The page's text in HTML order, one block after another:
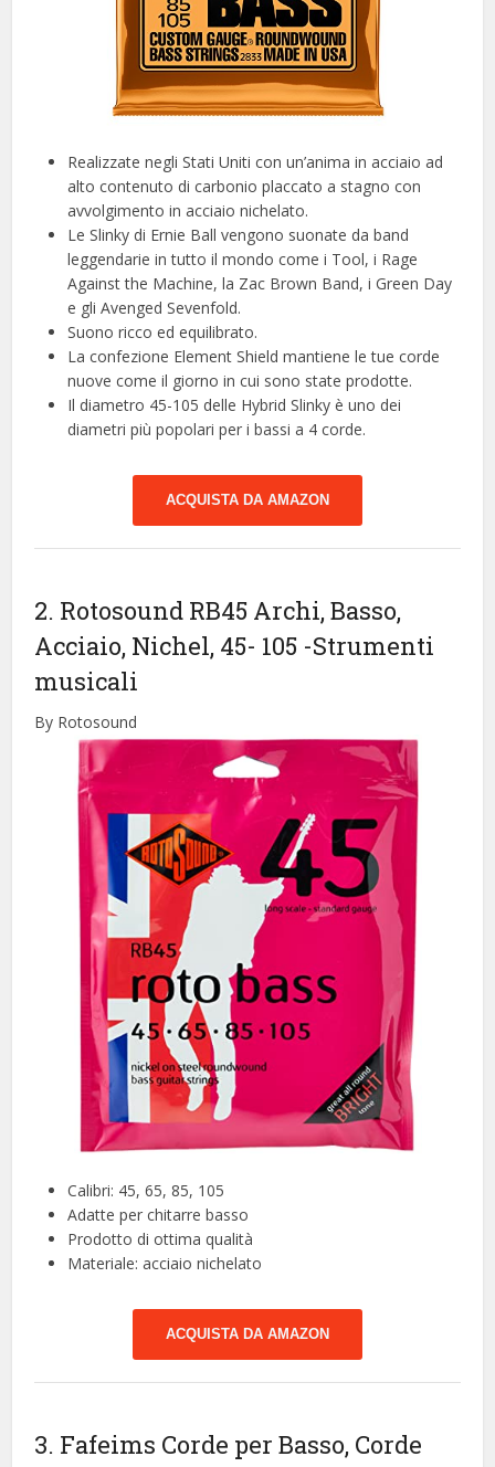
Realizzate negli Stati Uniti con un’anima in acciaio ad
alto contenuto di carbonio placcato a stagno con
avvolgimento in acciaio nichelato.
Le Slinky di Ernie Ball vengono suonate da band
leggendarie in tutto il mondo come i Tool, i Rage
Against the Machine, la Zac Brown Band, i Green Day
e gli Avenged Sevenfold.
Suono ricco ed equilibrato.
La confezione Element Shield mantiene le tue corde
nuove come il giorno in cui sono state prodotte.
Il diametro 45-105 delle Hybrid Slinky è uno dei
diametri più popolari per i bassi a 4 corde.
ACQUISTA DA AMAZON
2. Rotosound RB45 Archi, Basso,
Acciaio, Nichel, 45- 105 -Strumenti
musicali
By Rotosound
Calibri: 45, 65, 85, 105
Adatte per chitarre basso
Prodotto di ottima qualità
Materiale: acciaio nichelato
ACQUISTA DA AMAZON
3. Fafeims Corde per Basso, Corde